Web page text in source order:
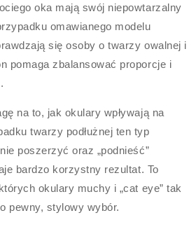
oka mają swój niepowtarzalny
omawianego modelu
się osoby o twarzy owalnej i
pomaga zbalansować proporcje i
na to, jak okulary wpływają na
twarzy podłużnej ten typ
poszerzyć oraz „podnieść”
bardzo korzystny rezultat. To
okulary muchy i „cat eye” tak
pewny, stylowy wybór.